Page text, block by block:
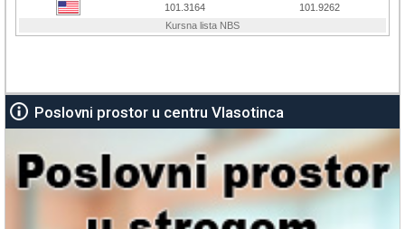
Poslovni prostor u centru Vlasotinca